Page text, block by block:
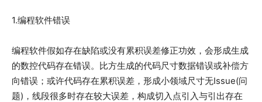
1.编程软件错误
编程软件假如存在缺陷或没有累积误差修正功效，会形成生成
的数控代码存在错误。比方生成的代码尺寸数据错误或补偿方
向错误；或许代码存在累积误差，形成小领域尺寸无Issue(问
题)，线段很多时存在较大误差，构成切入点引入与引出存在